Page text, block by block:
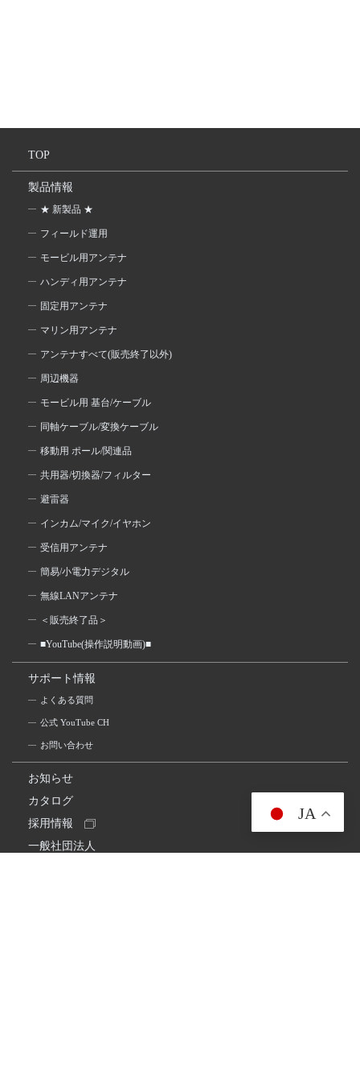
TOP
製品情報
★ 新製品 ★
フィールド運用
モービル用アンテナ
ハンディ用アンテナ
固定用アンテナ
マリン用アンテナ
アンテナすべて(販売終了以外)
周辺機器
モービル用 基台/ケーブル
同軸ケーブル/変換ケーブル
移動用 ポール/関連品
共用器/切換器/フィルター
避雷器
インカム/マイク/イヤホン
受信用アンテナ
簡易/小電力デジタル
無線LANアンテナ
＜販売終了品＞
■YouTube(操作説明動画)■
サポート情報
よくある質問
公式 YouTube CH
お問い合わせ
お知らせ
カタログ
採用情報
一般社団法人
JA